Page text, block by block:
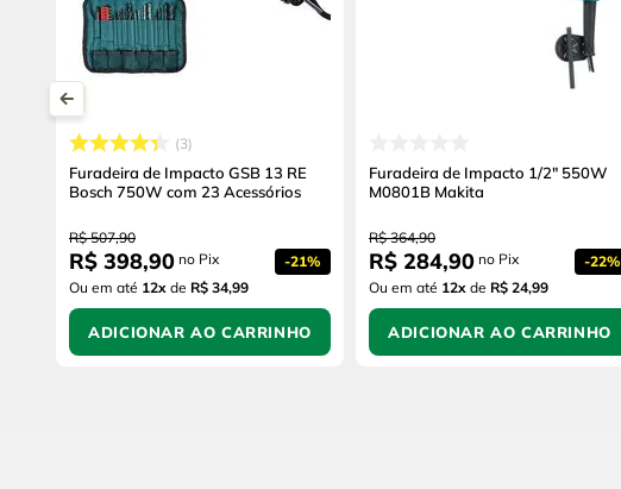
3
Furadeira de Impacto GSB 13 RE
Bosch 750W com 23 Acessórios
R$ 507,90
R$ 398,90 no Pix -21%
Ou em até 12x de R$ 34,99
ADICIONAR AO CARRINHO
Furadeira de Impacto 1/2" 550W
M0801B Makita
R$ 364,90
R$ 284,90 no Pix -22%
Ou em até 12x de R$ 24,99
ADICIONAR AO CARRINHO